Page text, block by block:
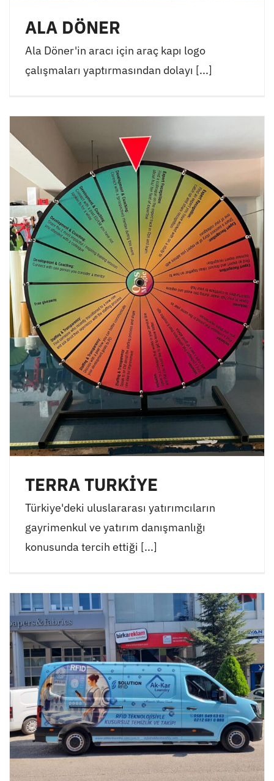
ALA DÖNER
Ala Döner'in aracı için araç kapı logo
çalışmaları yaptırmasından dolayı [...]
TERRA TURKİYE
Türkiye'deki uluslararası yatırımcıların
gayrimenkul ve yatırım danışmanlığı
konusunda tercih ettiği [...]